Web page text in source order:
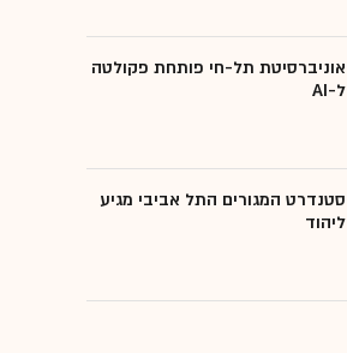
אוניברסיטת תל-חי פותחת פקולטה
ל-AI
סטנדרט המגורים התל אביבי מגיע
ליהוד